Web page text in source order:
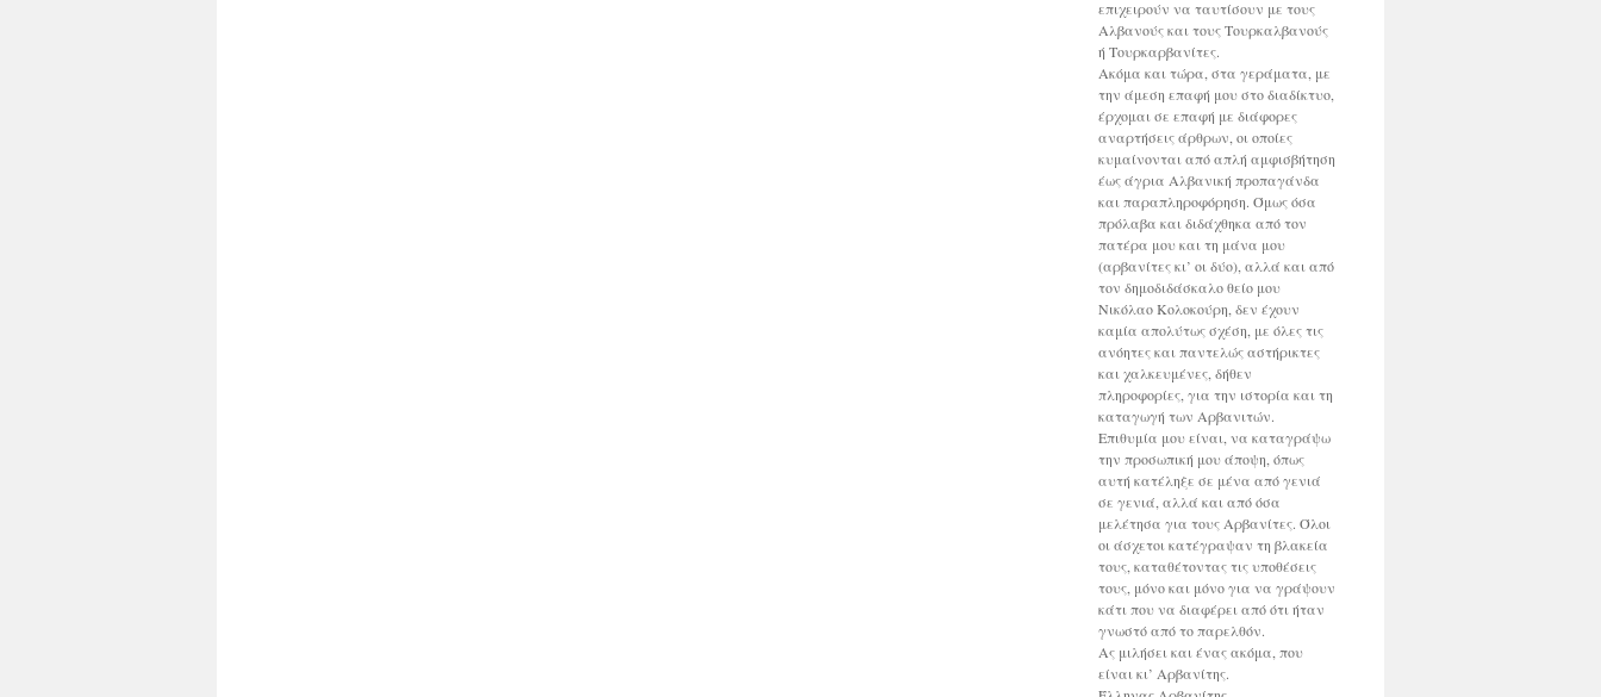
επιχειρούν να ταυτίσουν με τους
Αλβανούς και τους Τουρκαλβανούς
ή Τουρκαρβανίτες.
Ακόμα και τώρα, στα γεράματα, με
την άμεση επαφή μου στο διαδίκτυο,
έρχομαι σε επαφή με διάφορες
αναρτήσεις άρθρων, οι οποίες
κυμαίνονται από απλή αμφισβήτηση
έως άγρια Αλβανική προπαγάνδα
και παραπληροφόρηση. Όμως όσα
πρόλαβα και διδάχθηκα από τον
πατέρα μου και τη μάνα μου
(αρβανίτες κι’ οι δύο), αλλά και από
τον δημοδιδάσκαλο θείο μου
Νικόλαο Κολοκούρη, δεν έχουν
καμία απολύτως σχέση, με όλες τις
ανόητες και παντελώς αστήρικτες
και χαλκευμένες, δήθεν
πληροφορίες, για την ιστορία και τη
καταγωγή των Αρβανιτών.
Επιθυμία μου είναι, να καταγράψω
την προσωπική μου άποψη, όπως
αυτή κατέληξε σε μένα από γενιά
σε γενιά, αλλά και από όσα
μελέτησα για τους Αρβανίτες. Όλοι
οι άσχετοι κατέγραψαν τη βλακεία
τους, καταθέτοντας τις υποθέσεις
τους, μόνο και μόνο για να γράψουν
κάτι που να διαφέρει από ότι ήταν
γνωστό από το παρελθόν.
Ας μιλήσει και ένας ακόμα, που
είναι κι’ Αρβανίτης.